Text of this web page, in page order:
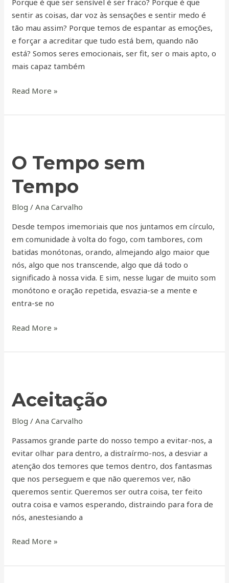
Porque é que ser sensível é ser fraco? Porque é que
sentir as coisas, dar voz às sensações e sentir medo é
tão mau assim? Porque temos de espantar as emoções,
e forçar a acreditar que tudo está bem, quando não
está? Somos seres emocionais, ser fit, ser o mais apto, o
mais capaz também
Read More »
O Tempo sem
Tempo
Blog /Ana Carvalho
Desde tempos imemoriais que nos juntamos em círculo,
em comunidade à volta do fogo, com tambores, com
batidas monótonas, orando, almejando algo maior que
nós, algo que nos transcende, algo que dá todo o
significado à nossa vida. E sim, nesse lugar de muito som
monótono e oração repetida, esvazia-se a mente e
entra-se no
sem
Tempo
Read More »
Aceitação
Blog /Ana Carvalho
Passamos grande parte do nosso tempo a evitar-nos, a
evitar olhar para dentro, a distraírmo-nos, a desviar a
atenção dos temores que temos dentro, dos fantasmas
que nos perseguem e que não queremos ver, não
queremos sentir. Queremos ser outra coisa, ter feito
outra coisa e vamos esperando, distraindo para fora de
nós, anestesiando a
Read More »